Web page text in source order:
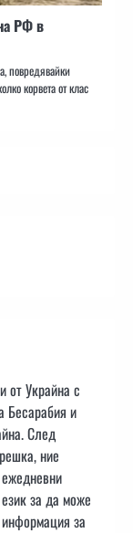
РФ в
повредявайки
корвета от клас
от Украйна с
Бесарабия и
След
ние
за да може
за